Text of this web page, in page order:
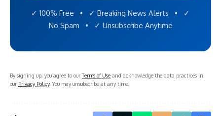
✓ 100% Free • ✓ Breaking News Alerts • ✓
No Spam • ✓ Unsubscribe Anytime
By signing up, you agree to ourTerms of Use and acknowledge the data practices in
our Privacy Policy. You may unsubscribe at any time.